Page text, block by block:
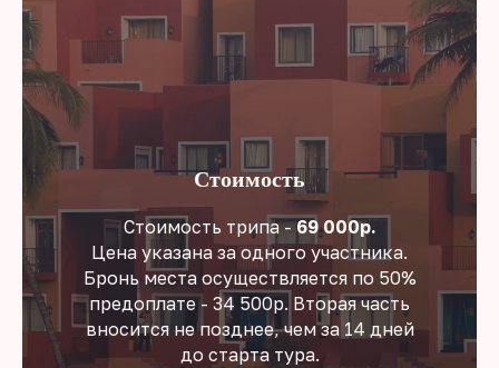
Стоимость
Стоимость трипа -69 000р.
Цена указана за одного участника.
Бронь места осуществляется по 50%
предоплате - 34 500р. Вторая часть
вносится не позднее, чем за 14 дней
до старта тура.